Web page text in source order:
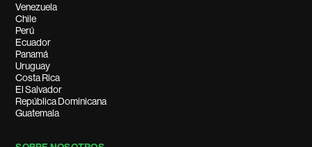
Venezuela
Chile
Perú
Ecuador
Panamá
Uruguay
Costa Rica
El Salvador
República Dominicana
Guatemala